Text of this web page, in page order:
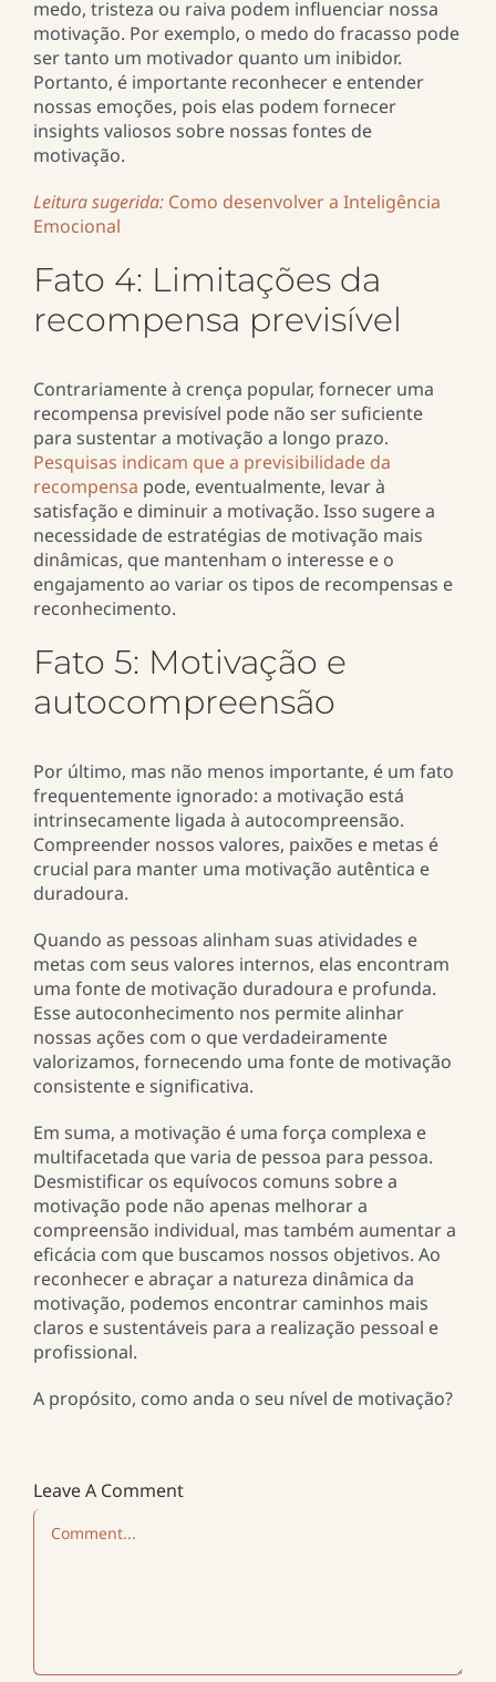
medo, tristeza ou raiva podem influenciar nossa
motivação. Por exemplo, o medo do fracasso pode
ser tanto um motivador quanto um inibidor.
Portanto, é importante reconhecer e entender
nossas emoções, pois elas podem fornecer
insights valiosos sobre nossas fontes de
motivação.
Leitura sugerida: Como desenvolver a Inteligência
Emocional
Fato 4: Limitações da
recompensa previsível
Contrariamente à crença popular, fornecer uma
recompensa previsível pode não ser suficiente
para sustentar a motivação a longo prazo.
Pesquisas indicam que a previsibilidade da
recompensa pode, eventualmente, levar à
satisfação e diminuir a motivação. Isso sugere a
necessidade de estratégias de motivação mais
dinâmicas, que mantenham o interesse e o
engajamento ao variar os tipos de recompensas e
reconhecimento.
Fato 5: Motivação e
autocompreensão
Por último, mas não menos importante, é um fato
frequentemente ignorado: a motivação está
intrinsecamente ligada à autocompreensão.
Compreender nossos valores, paixões e metas é
crucial para manter uma motivação autêntica e
duradoura.
Quando as pessoas alinham suas atividades e
metas com seus valores internos, elas encontram
uma fonte de motivação duradoura e profunda.
Esse autoconhecimento nos permite alinhar
nossas ações com o que verdadeiramente
valorizamos, fornecendo uma fonte de motivação
consistente e significativa.
Em suma, a motivação é uma força complexa e
multifacetada que varia de pessoa para pessoa.
Desmistificar os equívocos comuns sobre a
motivação pode não apenas melhorar a
compreensão individual, mas também aumentar a
eficácia com que buscamos nossos objetivos. Ao
reconhecer e abraçar a natureza dinâmica da
motivação, podemos encontrar caminhos mais
claros e sustentáveis para a realização pessoal e
profissional.
A propósito, como anda o seu nível de motivação?
Leave A Comment
Comment